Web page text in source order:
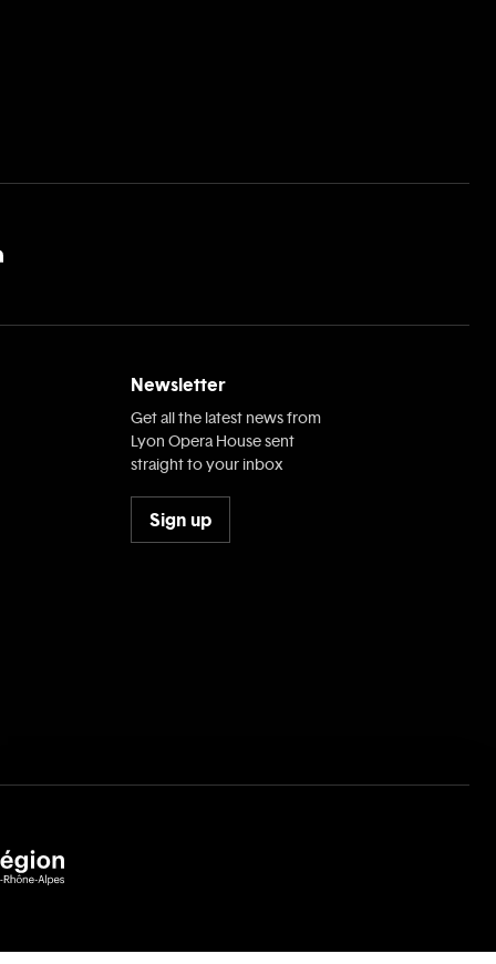
Newsletter
Get all the latest news from
Lyon Opera House sent
straight to your inbox
Sign up